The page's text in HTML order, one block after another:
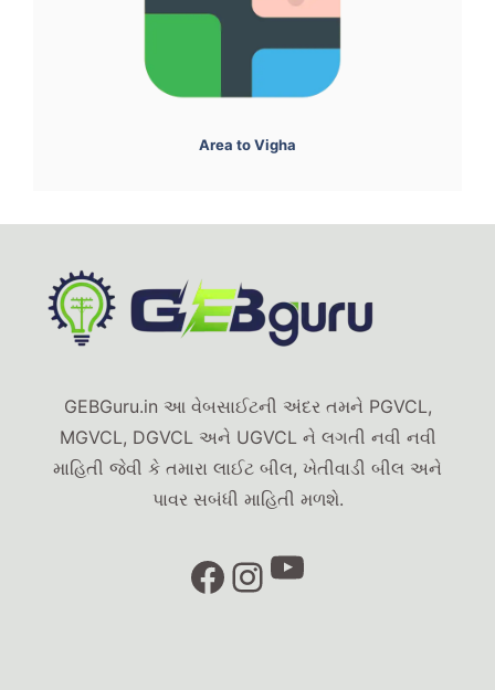
Area to Vigha
GEBGuru.in આ વેબસાઈટની અંદર તમને PGVCL,
MGVCL, DGVCL અને UGVCL ને લગતી નવી નવી
માહિતી જેવી કે તમારા લાઈટ બીલ, ખેતીવાડી બીલ અને
પાવર સબંધી માહિતી મળશે.
Facebook
Instagram
YouTube